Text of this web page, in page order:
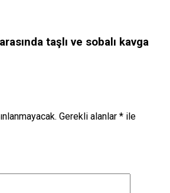
taşlı ve sobalı kavga
Gerekli alanlar * ile